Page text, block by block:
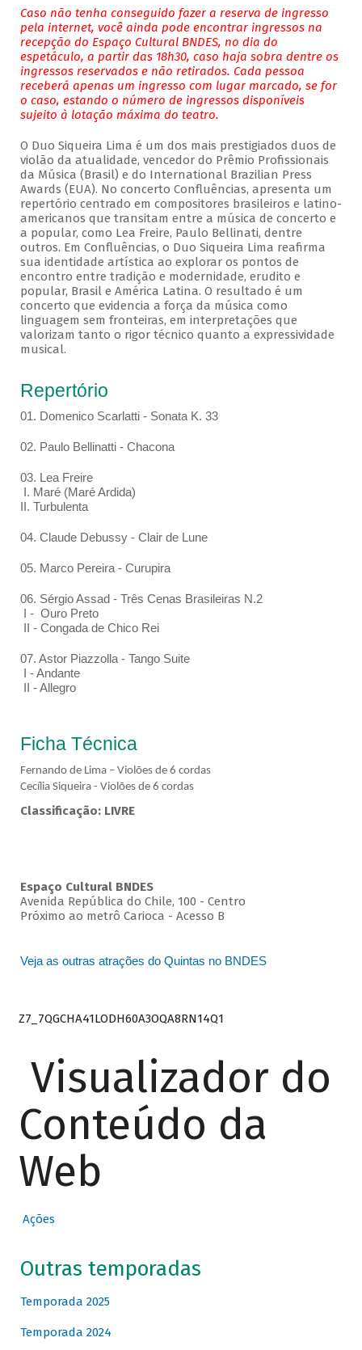
Caso não tenha conseguido fazer a reserva de ingresso
pela internet, você ainda pode encontrar ingressos na
recepção do Espaço Cultural BNDES, no dia do
espetáculo, a partir das 18h30, caso haja sobra dentre os
ingressos reservados e não retirados. Cada pessoa
receberá apenas um ingresso com lugar marcado, se for
o caso, estando o número de ingressos disponíveis
sujeito à lotação máxima do teatro.
O Duo Siqueira Lima é um dos mais prestigiados duos de
violão da atualidade, vencedor do Prêmio Profissionais
da Música (Brasil) e do International Brazilian Press
Awards (EUA). No concerto Confluências, apresenta um
repertório centrado em compositores brasileiros e latino-
americanos que transitam entre a música de concerto e
a popular, como Lea Freire, Paulo Bellinati, dentre
outros. Em Confluências, o Duo Siqueira Lima reafirma
sua identidade artística ao explorar os pontos de
encontro entre tradição e modernidade, erudito e
popular, Brasil e América Latina. O resultado é um
concerto que evidencia a força da música como
linguagem sem fronteiras, em interpretações que
valorizam tanto o rigor técnico quanto a expressividade
musical.
Repertório
01. Domenico Scarlatti - Sonata K. 33
02. Paulo Bellinatti - Chacona
03. Lea Freire
I. Maré (Maré Ardida)
II. Turbulenta
04. Claude Debussy - Clair de Lune
05. Marco Pereira - Curupira
06. Sérgio Assad - Três Cenas Brasileiras N.2
I - Ouro Preto
II - Congada de Chico Rei
07. Astor Piazzolla - Tango Suite
I - Andante
II - Allegro
Ficha Técnica
Fernando de Lima – Violões de 6 cordas
Cecília Siqueira - Violões de 6 cordas
Classificação: LIVRE
Espaço Cultural BNDES
Avenida República do Chile, 100 - Centro
Próximo ao metrô Carioca - Acesso B
Veja as outras atrações do Quintas no BNDES
Z7_7QGCHA41LODH60A3OQA8RN14Q1
Visualizador do
Conteúdo da
Web
Ações
Outras temporadas
Temporada 2025
Temporada 2024